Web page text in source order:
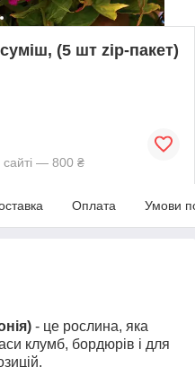
(5 шт zip-пакет)
сайті — 800 ₴
Оплата Умови
- це рослина, яка
клумб, бордюрів і для